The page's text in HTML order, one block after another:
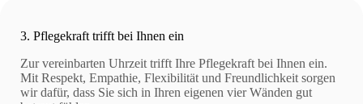
3. Pflegekraft trifft bei Ihnen ein
Zur vereinbarten Uhrzeit trifft Ihre Pflegekraft bei Ihnen ein.
Mit Respekt, Empathie, Flexibilität und Freundlichkeit sorgen
wir dafür, dass Sie sich in Ihren eigenen vier Wänden gut